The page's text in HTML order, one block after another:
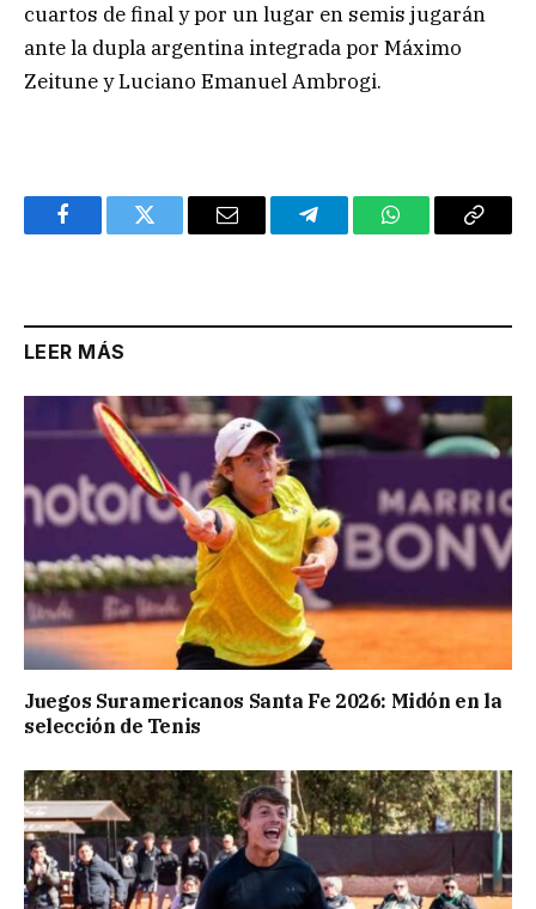
cuartos de final y por un lugar en semis jugarán
ante la dupla argentina integrada por Máximo
Zeitune y Luciano Emanuel Ambrogi.
FacebookTwitter Email TelegramWhatsAppCopy
LEER MÁS
Juegos Suramericanos Santa Fe 2026: Midón en la
selección de Tenis